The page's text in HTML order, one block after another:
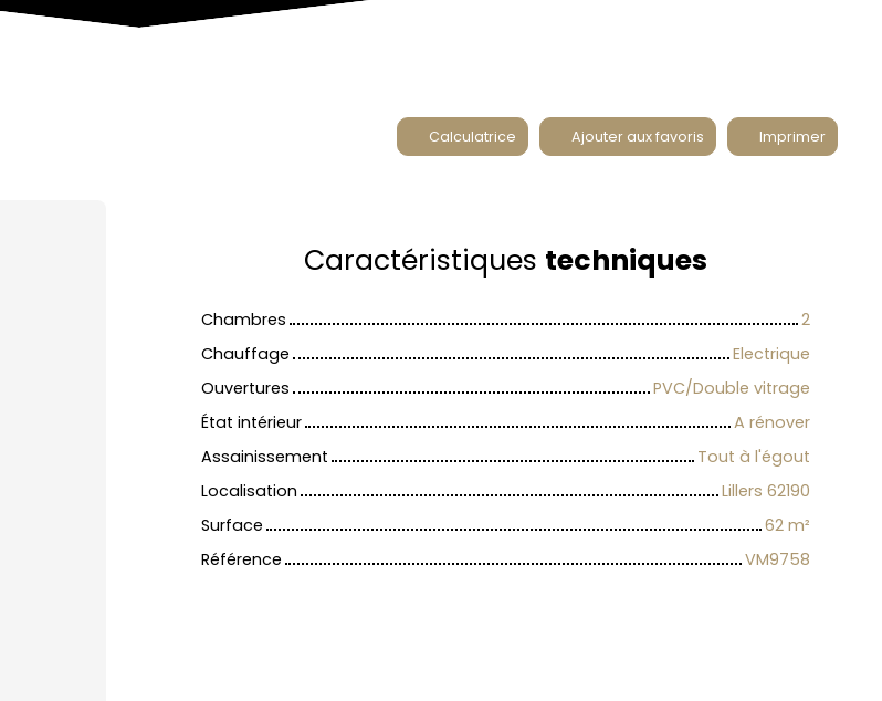
Calculatrice Ajouter aux favoris Imprimer
Caractéristiques techniques
Chambres
2
Chauffage
Electrique
Ouvertures
PVC/Double vitrage
État intérieur
A rénover
Assainissement
Tout à l'égout
Localisation
Lillers 62190
Surface
62 m²
Référence
VM9758